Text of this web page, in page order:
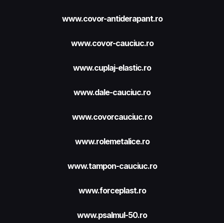
www.covor-antiderapant.ro
www.covor-cauciuc.ro
www.cuplaj-elastic.ro
www.dale-cauciuc.ro
www.covorcauciuc.ro
www.rolemetalice.ro
www.tampon-cauciuc.ro
www.forceplast.ro
www.psalmul-50.ro